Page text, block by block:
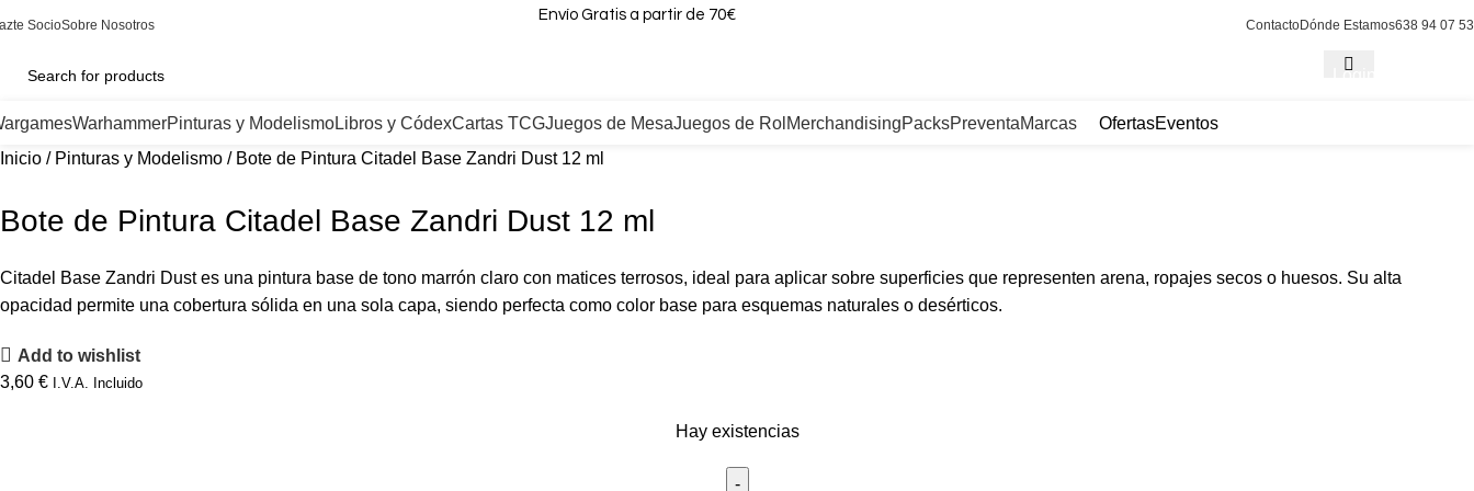
SocioSobre Nosotros
Envío Gratis a partir de 70€
ContactoDónde Estamos638 94 07 53
Login / Register
WarhammerPinturas y ModelismoLibros y CódexCartas TCGJuegos de MesaJuegos de Rol MerchandisingPacksPreventaMarcas OfertasEventos
Inicio
Pinturas y Modelismo Bote de Pintura Citadel Base Zandri Dust 12 ml
Bote de Pintura Citadel Base Zandri Dust 12 ml
Citadel Base Zandri Dust es una pintura base de tono marrón claro con matices terrosos, ideal para aplicar sobre superficies que representen arena, ropajes secos o huesos. Su alta
opacidad permite una cobertura sólida en una sola capa, siendo perfecta como color base para esquemas naturales o desérticos.
Add to wishlist
3,60 € I.V.A. Incluido
Hay existencias